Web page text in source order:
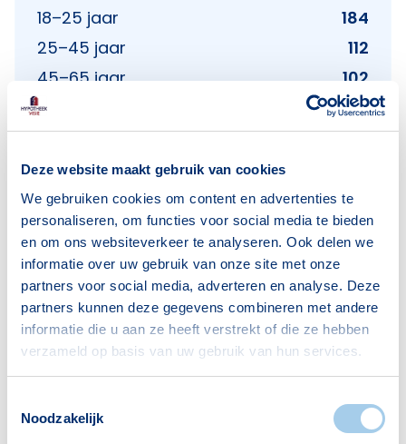
Deze website maakt gebruik van cookies
We gebruiken cookies om content en advertenties te
personaliseren, om functies voor social media te bieden
en om ons websiteverkeer te analyseren. Ook delen we
informatie over uw gebruik van onze site met onze
partners voor social media, adverteren en analyse. Deze
partners kunnen deze gegevens combineren met andere
informatie die u aan ze heeft verstrekt of die ze hebben
verzameld op basis van uw gebruik van hun services.
Noodzakelijk
18–25 jaar
184
25–45 jaar
112
45–65 jaar
102
65+ jaar
63
Huishoudens
Alleenwonend
230
Gezin zonder kinderen
51
Gezin met kinderen
42
Bron: CBS